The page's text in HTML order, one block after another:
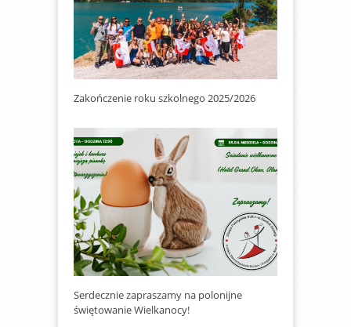
Zakończenie roku szkolnego 2025/2026
Serdecznie zapraszamy na polonijne
świętowanie Wielkanocy!